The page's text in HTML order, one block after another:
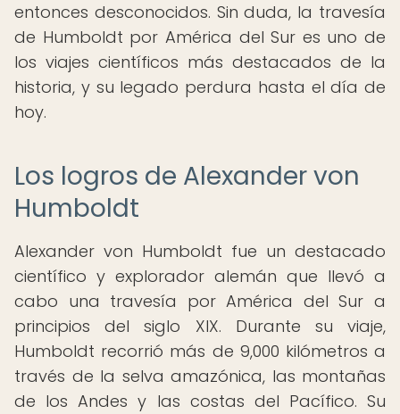
entonces desconocidos. Sin duda, la travesía
de Humboldt por América del Sur es uno de
los viajes científicos más destacados de la
historia, y su legado perdura hasta el día de
hoy.
Los logros de Alexander von
Humboldt
Alexander von Humboldt fue un destacado
científico y explorador alemán que llevó a
cabo una travesía por América del Sur a
principios del siglo XIX. Durante su viaje,
Humboldt recorrió más de 9,000 kilómetros a
través de la selva amazónica, las montañas
de los Andes y las costas del Pacífico. Su